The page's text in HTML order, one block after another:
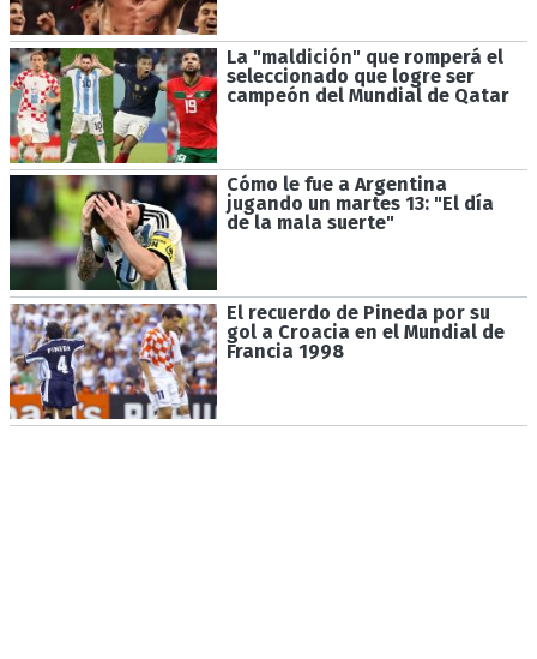
La "maldición" que romperá el
seleccionado que logre ser
campeón del Mundial de Qatar
Cómo le fue a Argentina
jugando un martes 13: "El día
de la mala suerte"
El recuerdo de Pineda por su
gol a Croacia en el Mundial de
Francia 1998